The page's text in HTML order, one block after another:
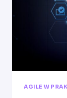
AGILE W